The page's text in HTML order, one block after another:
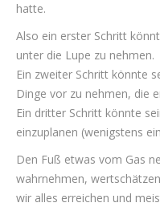
hatte.
Also ein erster Schritt
unter die Lupe zu nehmen.
Ein zweiter Schritt könnte
Dinge vor zu nehmen, die
Ein dritter Schritt könnte
einzuplanen (wenigstens
Den Fuß etwas vom Gas
wahrnehmen,
wir alles erreichen und